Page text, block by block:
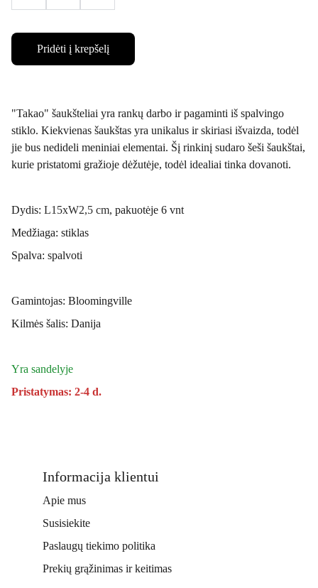
Pridėti į krepšelį
"Takao" šaukšteliai yra rankų darbo ir pagaminti iš spalvingo
stiklo. Kiekvienas šaukštas yra unikalus ir skiriasi išvaizda, todėl
jie bus nedideli meniniai elementai. Šį rinkinį sudaro šeši šaukštai,
kurie pristatomi gražioje dėžutėje, todėl idealiai tinka dovanoti.
Dydis: L15xW2,5 cm, pakuotėje 6 vnt
Medžiaga: stiklas
Spalva: spalvoti
Gamintojas: Bloomingville
Kilmės šalis: Danija
Yra sandelyje
Pristatymas: 2-4 d.
Apie mus
Prekių grąžinimas ir keitimas
Paslaugų tiekimo politika
Informacija klientui
Susisiekite